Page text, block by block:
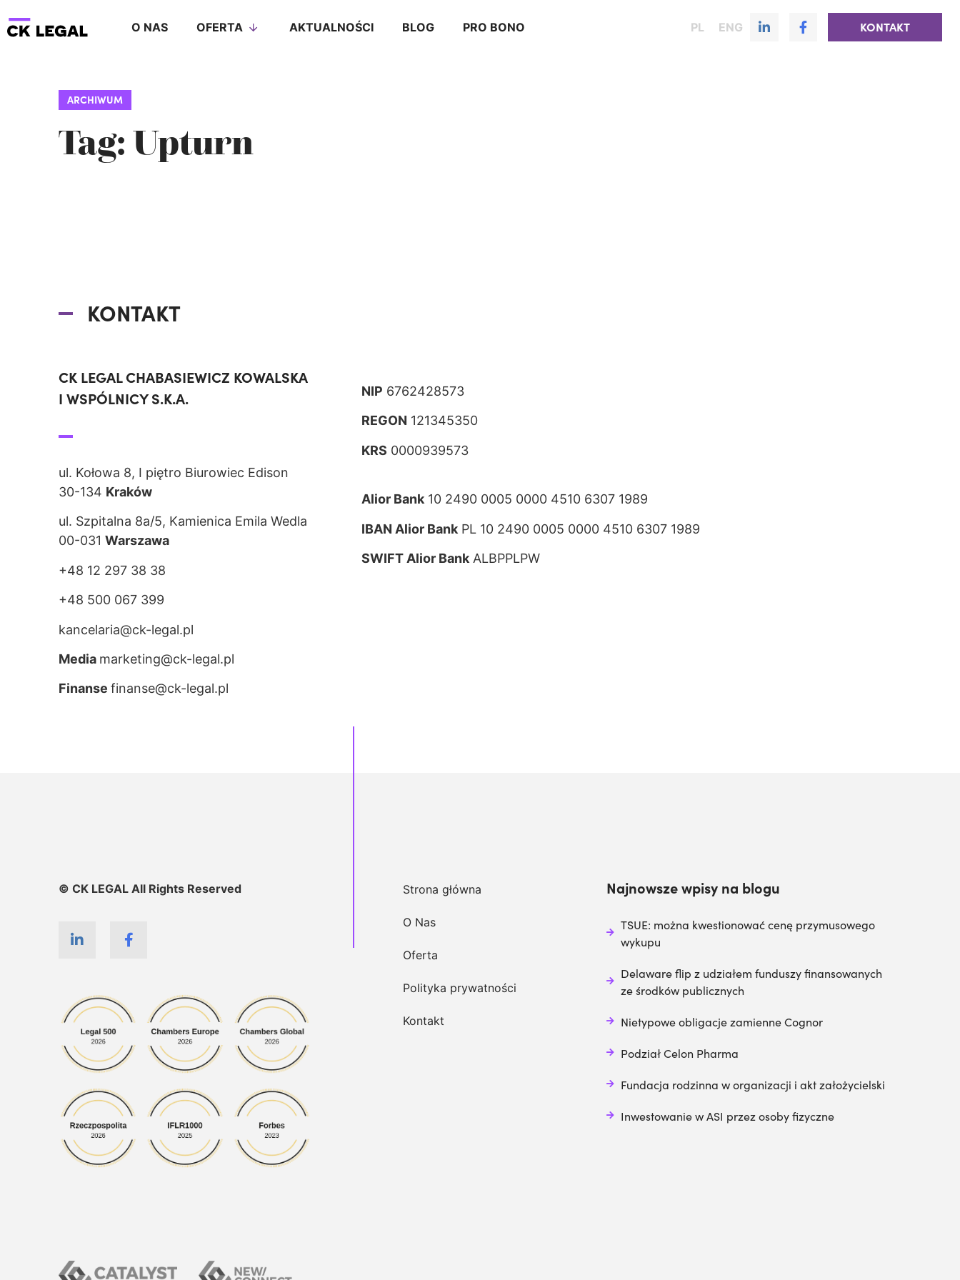
O NAS OFERTA AKTUALNOŚCI BLOG PRO BONO PL ENG KONTAKT
ARCHIWUM
Tag: Upturn
KONTAKT
CK LEGAL CHABASIEWICZ KOWALSKA
I WSPÓLNICY S.K.A.
ul. Kołowa 8, I piętro Biurowiec Edison
30-134 Kraków
ul. Szpitalna 8a/5, Kamienica Emila Wedla
00-031 Warszawa
+48 12 297 38 38
+48 500 067 399
kancelaria@ck-legal.pl
Media marketing@ck-legal.pl
Finanse finanse@ck-legal.pl
NIP 6762428573
REGON 121345350
KRS 0000939573
Alior Bank 10 2490 0005 0000 4510 6307 1989
IBAN Alior Bank PL 10 2490 0005 0000 4510 6307 1989
SWIFT Alior Bank ALBPPLPW
© CK LEGAL All Rights Reserved Strona główna
O Nas
Oferta
Polityka prywatności
Kontakt
Najnowsze wpisy na blogu
TSUE: można kwestionować cenę przymusowego
wykupu
Delaware flip z udziałem funduszy finansowanych
ze środków publicznych
Nietypowe obligacje zamienne Cognor
Podział Celon Pharma
Fundacja rodzinna w organizacji i akt założycielski
Inwestowanie w ASI przez osoby fizyczne